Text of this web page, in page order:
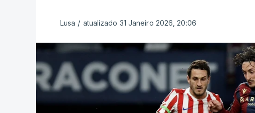
Lusa / atualizado 31 Janeiro 2026, 20:06